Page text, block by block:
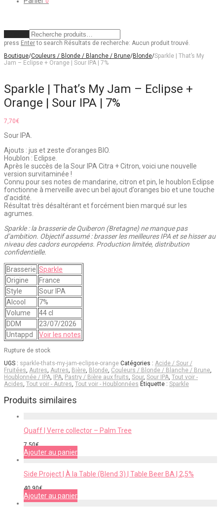
press Enterto search Résultats de recherche: Aucun produit trouvé.
Boutique/Couleurs / Blonde / Blanche / Brune/Blonde/Sparkle | That’s My
Jam – Eclipse + Orange | Sour IPA | 7%
Sparkle | That’s My Jam – Eclipse +
Orange | Sour IPA | 7%
7,70€
Sour IPA.
Ajouts : jus et zeste d’oranges BIO.
Houblon : Eclipse.
Après le succès de la Sour IPA Citra + Citron, voici une nouvelle
version survitaminée !
Connu pour ses notes de mandarine, citron et pin, le houblon Eclipse
fonctionne à merveille avec un bel ajout d’oranges bio et une touche
d’acidité.
Résultat très désaltérant et forcément bien marqué sur les
agrumes.
Sparkle : la brasserie de Quiberon (Bretagne) ne manque pas
d’ambition. Objectif assumé : brasser les meilleures IPA et se hisser au
niveau des cadors européens. Production limitée, distribution
confidentielle.
Brasserie Sparkle
Origine
France
Style
Sour IPA
Alcool
7%
Volume
44 cl
DDM
23/07/2026
Untappd
Voir les notes
Rupture de stock
UGS : sparkle-thats-my-jam-eclipse-orange Catégories : Acide / Sour /
Fruitées, Autres, Autres, Bière, Blonde, Couleurs / Blonde / Blanche / Brune,
Houblonnée / IPA, IPA, Pastry / Bière aux fruits, Sour, Sour IPA, Tout voir -
Acides, Tout voir - Autres, Tout voir - Houblonnées Étiquette : Sparkle
Produits similaires
Quaff | Verre collector – Palm Tree
7,50€
Ajouter au panier
Side Project | À la Table (Blend 3) | Table Beer BA | 2,5%
40,90€
Ajouter au panier